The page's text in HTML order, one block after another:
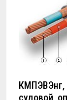
КМПЭВЭнг,